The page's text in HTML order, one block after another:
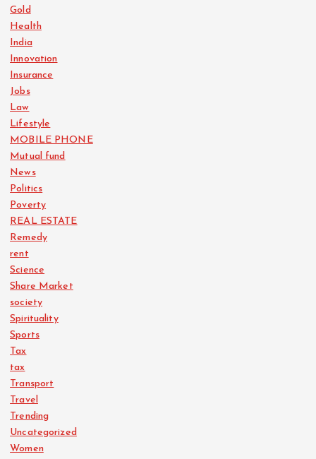
Gold
Health
India
Innovation
Insurance
Jobs
Law
Lifestyle
MOBILE PHONE
Mutual fund
News
Politics
Poverty
REAL ESTATE
Remedy
rent
Science
Share Market
society
Spirituality
Sports
Tax
tax
Transport
Travel
Trending
Uncategorized
Women